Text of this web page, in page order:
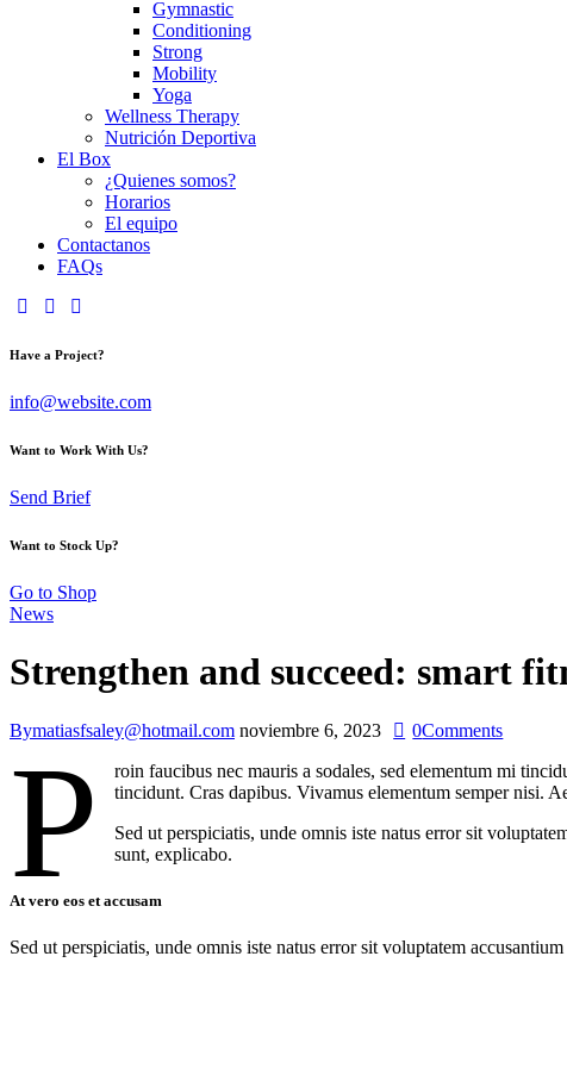
Gymnastic
Conditioning
Strong
Mobility
Yoga
Wellness Therapy
Nutrición Deportiva
El Box
¿Quienes somos?
Horarios
El equipo
Contactanos
FAQs
Have a Project?
info@website.com
Want to Work With Us?
Send Brief
Want to Stock Up?
Go to Shop
News
Strengthen and succeed: smart
Bymatiasfsaley@hotmail.com noviembre 6, 2023 0Comments
P
roin faucibus nec mauris a sodales, sed elementum mi
tincidunt. Cras dapibus. Vivamus elementum semper nisi.
Sed ut perspiciatis, unde omnis iste natus error sit
sunt, explicabo.
At vero eos et accusam
Sed ut perspiciatis, unde omnis iste natus error sit voluptatem